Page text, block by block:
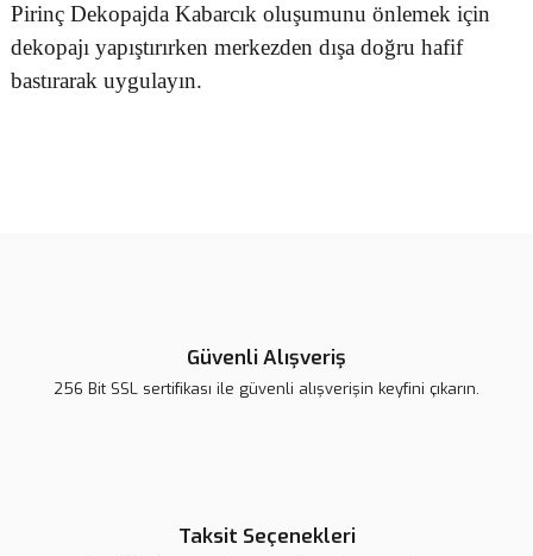
Pirinç Dekopajda Kabarcık oluşumunu önlemek için
dekopajı yapıştırırken merkezden dışa doğru hafif
bastırarak uygulayın.
Güvenli Alışveriş
256 Bit SSL sertifikası ile güvenli alışverişin keyfini çıkarın.
Taksit Seçenekleri